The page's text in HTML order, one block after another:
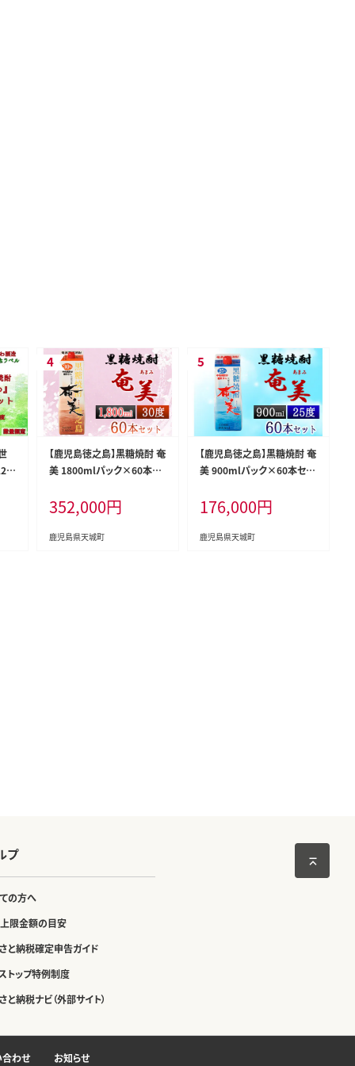
本
【鹿児島徳之島】黒糖焼酎 奄
美 1800mlパック×60本セ
ク
352,000円
鹿児島県天城町
【鹿児島徳之島】黒糖焼酎 奄
美 900mlパック×60本セッ
パック
176,000円
鹿児島県天城町
プ
の方へ
限金額の目安
と納税確定申告ガイド
トップ特例制度
と納税ナビ（外部サイト）
わせ お知らせ